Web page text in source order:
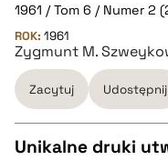
pobierz cytat
BIBTEX
pobierz cytat
1961 / Tom 6 / Numer 2
ROK: 1961
Zygmunt M.
Zacytuj Udostępnij
Unikalne druki